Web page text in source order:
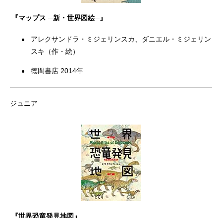
『マップス ─新・世界図絵─』
アレクサンドラ・ミジェリンスカ、ダニエル・ミジェリン
スキ（作・絵）
徳間書店 2014年
ジュニア
『世界恐竜発見地図』